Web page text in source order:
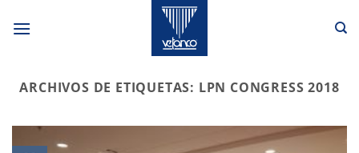
ARCHIVOS DE ETIQUETAS: LPN CONGRESS 2018